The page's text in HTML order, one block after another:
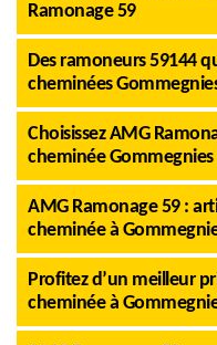
Ramonage 59
Des ramoneurs 59144
cheminées
Choisissez AMG
cheminée Gommegnies
AMG Ramonage 59 :
cheminée à
Profitez d’un meilleur
cheminée à